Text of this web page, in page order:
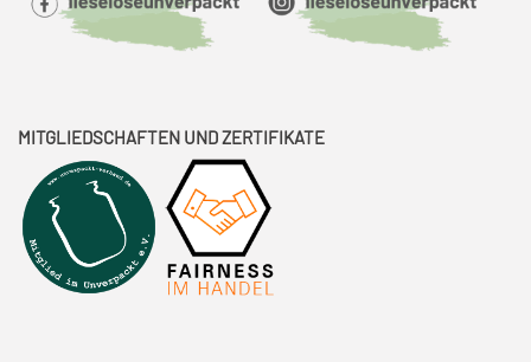
MITGLIEDSCHAFTEN UND ZERTIFIKATE